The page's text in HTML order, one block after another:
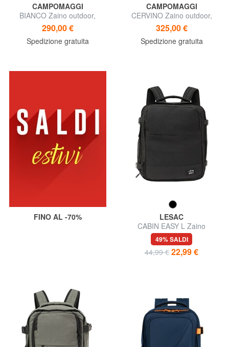
CAMPOMAGGI
BIANCO Zaino outdoor,
multitasche
290,00 €
Spedizione gratuita
CAMPOMAGGI
CERVINO Zaino outdoor,
multitasche
325,00 €
Spedizione gratuita
FINO AL -70%
LESAC
CABIN EASY L Zaino
Underseater, ok Easyjet
49% SALDI
44,99 € 22,99 €